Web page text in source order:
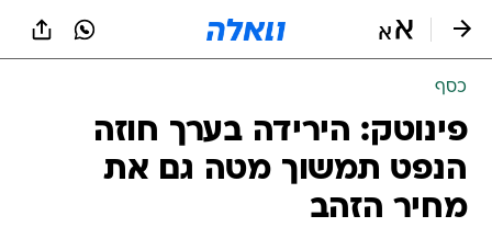
כסף
פינוטק: הירידה בערך חוזה
הנפט תמשוך מטה גם את
מחיר הזהב